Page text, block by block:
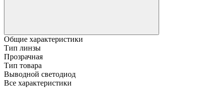
Общие характеристики
Тип линзы
Прозрачная
Тип товара
Выводной светодиод
Все характеристики